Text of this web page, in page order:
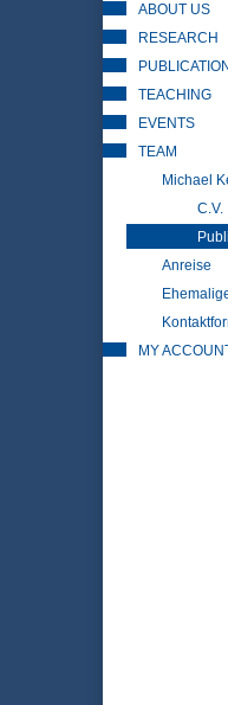
ABOUT US
RESEARCH
TEACHING
EVENTS
TEAM
Michael
C.V.
Anreise
MY